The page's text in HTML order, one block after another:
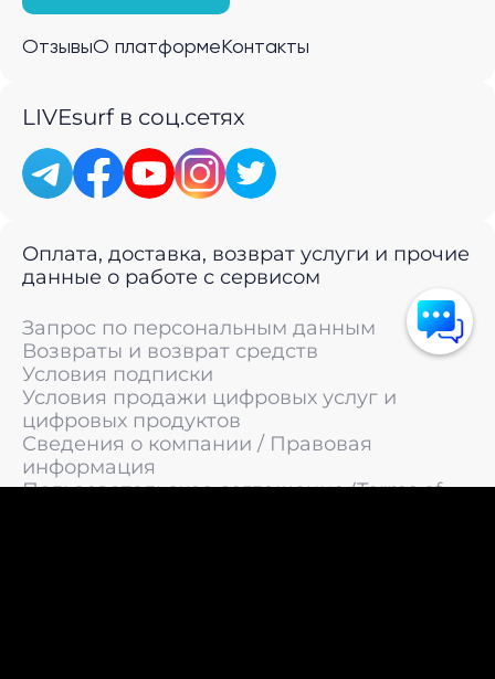
ОтзывыО платформе Контакты
LIVEsurf в соц.сетях
Оплата, доставка, возврат услуги и прочие
данные о работе с сервисом
Запрос по персональным данным
Возвраты и возврат средств
Условия подписки
Условия продажи цифровых услуг и
цифровых продуктов
Сведения о компании / Правовая
информация
Пользовательское соглашение (Terms of